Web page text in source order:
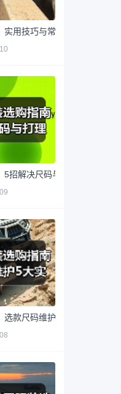
用技巧与常见问题解析
招解决尺码与打理难题
款尺码维护5大实用方法